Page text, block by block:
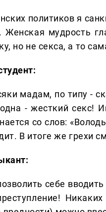
политиков я
Женская мудрость
но не секса, а то
мадам, по типу -
- жесткий секс!
со слов:
В итоге же грехи
себе